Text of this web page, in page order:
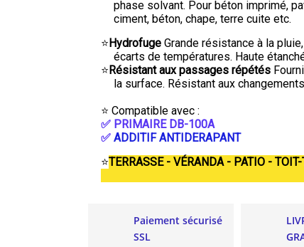
phase solvant. Pour béton imprimé,
ciment, béton, chape, terre cuite etc.
⭐ Hydrofuge Grande résistance à la
écarts de températures. Haute
⭐ Résistant aux passages répétés
la surface. Résistant aux
⭐ Compatible avec :
✅ PRIMAIRE DB-100A
✅ ADDITIF ANTIDERAPANT
⭐TERRASSE - VÉRANDA - PATIO -
Paiement sécurisé
SSL